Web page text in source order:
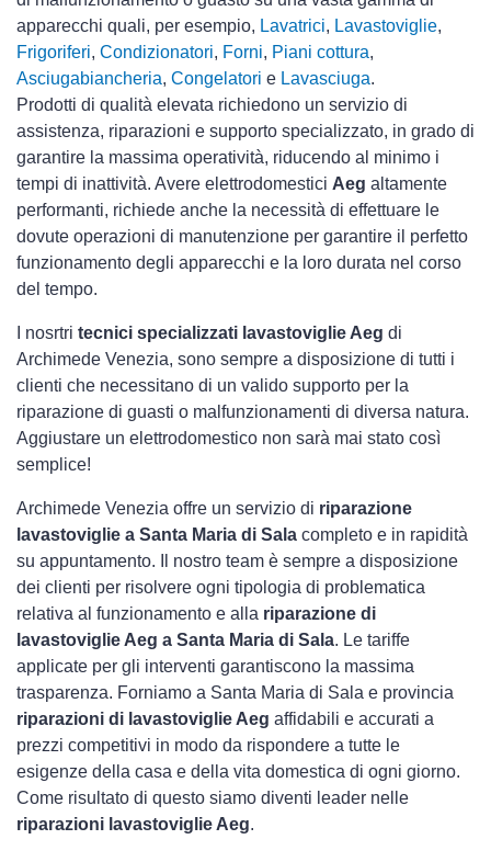
apparecchi quali, per esempio, Lavatrici, Lavastoviglie,
Frigoriferi, Condizionatori, Forni, Piani cottura,
Asciugabiancheria, Congelatori e Lavasciuga.
Prodotti di qualità elevata richiedono un servizio di
assistenza, riparazioni e supporto specializzato, in grado di
garantire la massima operatività, riducendo al minimo i
tempi di inattività. Avere elettrodomestici Aeg altamente
performanti, richiede anche la necessità di effettuare le
dovute operazioni di manutenzione per garantire il perfetto
funzionamento degli apparecchi e la loro durata nel corso
del tempo.
I nosrtri tecnici specializzati lavastoviglie Aeg di
Archimede Venezia, sono sempre a disposizione di tutti i
clienti che necessitano di un valido supporto per la
riparazione di guasti o malfunzionamenti di diversa natura.
Aggiustare un elettrodomestico non sarà mai stato così
semplice!
Archimede Venezia offre un servizio di riparazione
lavastoviglie a Santa Maria di Sala completo e in rapidità
su appuntamento. Il nostro team è sempre a disposizione
dei clienti per risolvere ogni tipologia di problematica
relativa al funzionamento e alla riparazione di
lavastoviglie Aeg a Santa Maria di Sala. Le tariffe
applicate per gli interventi garantiscono la massima
trasparenza. Forniamo a Santa Maria di Sala e provincia
riparazioni di lavastoviglie Aeg affidabili e accurati a
prezzi competitivi in modo da rispondere a tutte le
esigenze della casa e della vita domestica di ogni giorno.
Come risultato di questo siamo diventi leader nelle
riparazioni lavastoviglie Aeg.